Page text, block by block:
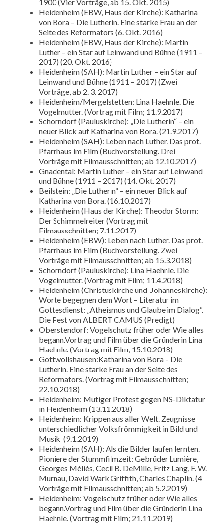
1900 (Vier Vorträge, ab 15. Okt. 2015)
Heidenheim (EBW, Haus der Kirche): Katharina
von Bora – Die Lutherin. Eine starke Frau an der
Seite des Reformators (6. Okt. 2016)
Heidenheim (EBW, Haus der Kirche): Martin
Luther – ein Star auf Leinwand und Bühne (1911 –
2017) (20. Okt. 2016)
Heidenheim (SAH): Martin Luther – ein Star auf
Leinwand und Bühne (1911 – 2017) (Zwei
Vorträge, ab 2. 3. 2017)
Heidenheim/Mergelstetten: Lina Haehnle. Die
Vogelmutter. (Vortrag mit Film; 11.9.2017)
Schorndorf (Pauluskirche): „Die Lutherin“ – ein
neuer Blick auf Katharina von Bora. (21.9.2017)
Heidenheim (SAH): Leben nach Luther. Das prot.
Pfarrhaus im Film (Buchvorstellung. Drei
Vorträge mit Filmausschnitten; ab 12.10.2017)
Gnadental: Martin Luther – ein Star auf Leinwand
und Bühne (1911 – 2017) (14. Okt. 2017)
Beilstein: „Die Lutherin“ – ein neuer Blick auf
Katharina von Bora. (16.10.2017)
Heidenheim (Haus der Kirche): Theodor Storm:
Der Schimmelreiter (Vortrag mit
Filmausschnitten; 7.11.2017)
Heidenheim (EBW): Leben nach Luther. Das prot.
Pfarrhaus im Film (Buchvorstellung. Zwei
Vorträge mit Filmausschnitten; ab 15.3.2018)
Schorndorf (Pauluskirche): Lina Haehnle. Die
Vogelmutter. (Vortrag mit Film; 11.4.2018)
Heidenheim (Christuskirche und Johanneskirche):
Worte begegnen dem Wort – Literatur im
Gottesdienst: „Atheismus und Glaube im Dialog“.
Die Pest von ALBERT CAMUS (Predigt)
Oberstendorf: Vogelschutz früher oder Wie alles
begann.Vortrag und Film über die Gründerin Lina
Haehnle. (Vortrag mit Film; 15.10.2018)
Gottwollshausen:Katharina von Bora – Die
Lutherin. Eine starke Frau an der Seite des
Reformators. (Vortrag mit Filmausschnitten;
22.10.2018)
Heidenheim: Mutiger Protest gegen NS-Diktatur
in Heidenheim (13.11.2018)
Heidenheim: Krippen aus aller Welt. Zeugnisse
unterschiedlicher Volksfrömmigkeit in Bild und
Musik (9.1.2019)
Heidenheim (SAH): Als die Bilder laufen lernten.
Pioniere der Stummfilmzeit: Gebrüder Lumière,
Georges Méliès, Cecil B. DeMille, Fritz Lang, F. W.
Murnau, David Wark Griffith, Charles Chaplin. (4
Vorträge mit Filmausschnitten; ab 5.2.2019)
Heidenheim: Vogelschutz früher oder Wie alles
begann.Vortrag und Film über die Gründerin Lina
Haehnle. (Vortrag mit Film; 21.11.2019)